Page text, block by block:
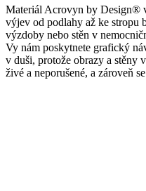
Materiál Acrovyn by Design®
výjev od podlahy až ke stropu
výzdoby nebo stěn v
Vy nám poskytnete grafický
v duši, protože obrazy a stěny
živé a neporušené, a zároveň